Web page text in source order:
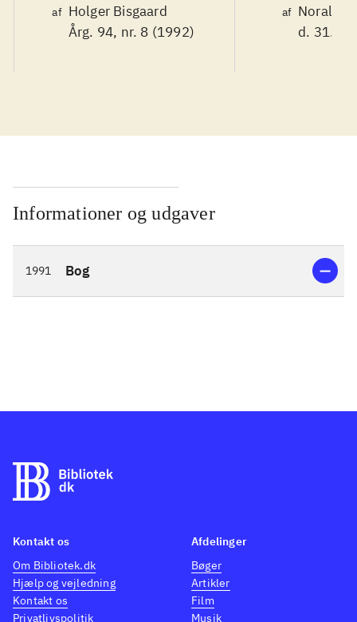
af Holger Bisgaard
Årg. 94, nr. 8 (1992)
af Noralv
d. 31.
Informationer og udgaver
1991 Bog
Kontakt os
Om Bibliotek.dk
Hjælp og vejledning
Kontakt os
Privatlivspolitik
Afdelinger
Bøger
Artikler
Film
Musik